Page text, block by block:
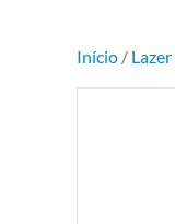
Início / Lazer